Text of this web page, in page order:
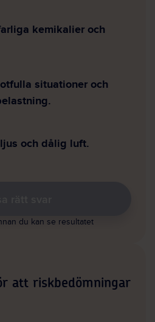
kemikalier och
situationer och
och dålig luft.
du kan se resultatet
att riskbedömningar